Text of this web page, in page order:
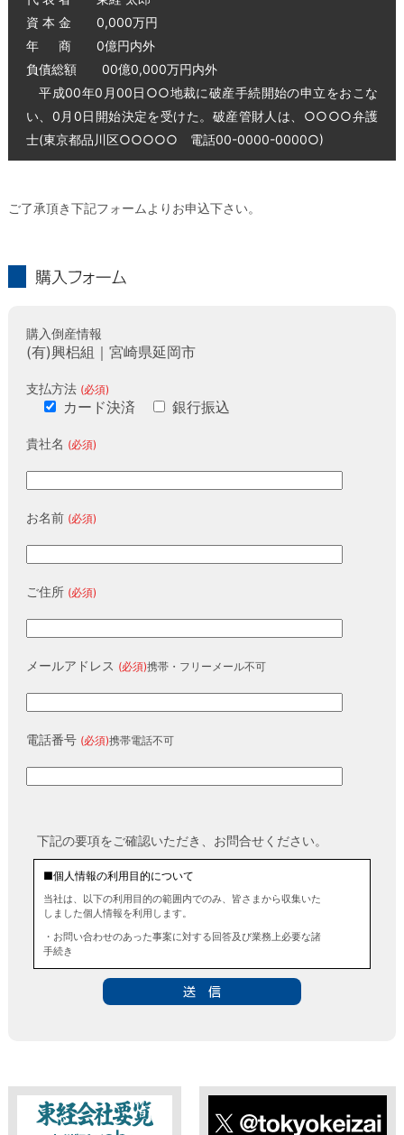
資 本 金 0,000万円
年 商 0億円内外
負債総額 00億0,000万円内外
平成00年0月00日○○地裁に破産手続開始の申立をおこな
い、0月0日開始決定を受けた。破産管財人は、○○○○弁護
士(東京都品川区○○○○○ 電話00-0000-0000○)
ご了承頂き下記フォームよりお申込下さい。
購入倒産情報
(有)興梠組｜宮崎県延岡市
支払方法 (必須)
カード決済 銀行振込
貴社名 (必須)
お名前 (必須)
ご住所 (必須)
メールアドレス (必須)携帯・フリーメール不可
電話番号 (必須)携帯電話不可
下記の要項をご確認いただき、お問合せください。
■個人情報の利用目的について
当社は、以下の利用目的の範囲内でのみ、皆さまから収集いた
しました個人情報を利用します。
・お問い合わせのあった事案に対する回答及び業務上必要な諸
手続き
■個人情報の第三者提供について
■ 個人情報提供の任意性及び留意点
個人情報のご提供は任意ですが、必要な個人情報をご提供いた
だけなかった場合は、上記利用目的を達成できない場合があり